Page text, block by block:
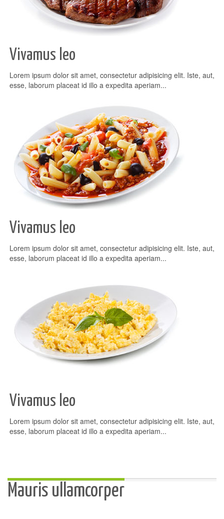
Vivamus leo
Lorem ipsum dolor sit amet, consectetur adipisicing elit. Iste, aut,
esse, laborum placeat id illo a expedita aperiam...
Vivamus leo
Lorem ipsum dolor sit amet, consectetur adipisicing elit. Iste, aut,
esse, laborum placeat id illo a expedita aperiam...
Vivamus leo
Lorem ipsum dolor sit amet, consectetur adipisicing elit. Iste, aut,
esse, laborum placeat id illo a expedita aperiam...
Mauris ullamcorper